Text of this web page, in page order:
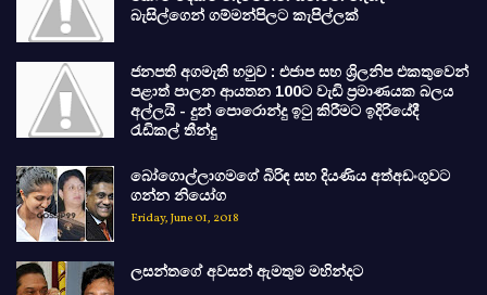
බැසිල්ගෙන් ගම්මන්පිලට කැපිල්ලක්
ජනපති අගමැති හමුව : එජාප සහ ශ්‍රිලනිප එකතුවෙන්
පළාත් පාලන ආයතන 100ට වැඩි ප්‍රමාණයක බලය
අල්ලයි - දුන් පොරොන්දු ඉටු කිරීමට ඉදිරියේදී
රැඩිකල් තීන්දු
බෝගොල්ලාගමගේ බිරිඳ සහ දියණිය අත්අඩංගුවට
ගන්න නියෝග
Friday, June 01, 2018
ලසන්තගේ අවසන් ඇමතුම මහින්දට